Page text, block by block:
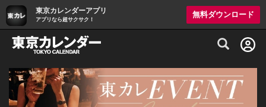
東京カレンダーアプリ
アプリなら超サクサク！
無料ダウンロード
グルメ情報・プレミアムレストラン予約